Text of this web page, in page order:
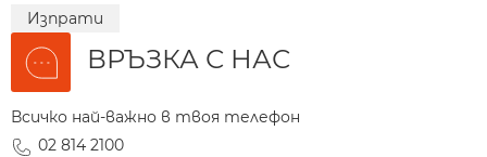
Изпрати
ВРЪЗКА С НАС
Всичко най-важно в твоя телефон
02 814 2100